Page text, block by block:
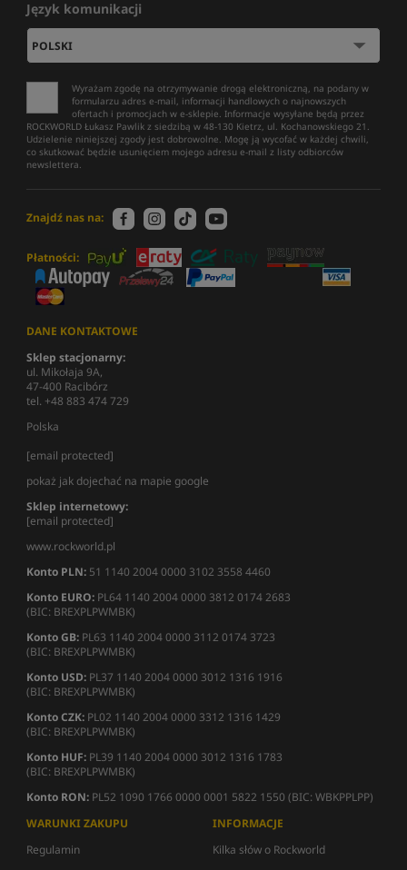
Język komunikacji
Wyrażam zgodę na otrzymywanie drogą elektroniczną, na podany w
formularzu adres e-mail, informacji handlowych o najnowszych
ofertach i promocjach w e-sklepie. Informacje wysyłane będą przez
ROCKWORLD Łukasz Pawlik z siedzibą w 48-130 Kietrz, ul. Kochanowskiego 21.
Udzielenie niniejszej zgody jest dobrowolne. Mogę ją wycofać w każdej chwili,
co skutkować będzie usunięciem mojego adresu e-mail z listy odbiorców
newslettera.
Znajdź nas na:
Płatności:
DANE KONTAKTOWE
Sklep stacjonarny:
ul. Mikołaja 9A,
47-400 Racibórz
tel. +48 883 474 729
Polska
[email protected]
pokaż jak dojechać na mapie google
Sklep internetowy:
[email protected]
www.rockworld.pl
Konto PLN: 51 1140 2004 0000 3102 3558 4460
Konto EURO: PL64 1140 2004 0000 3812 0174 2683
(BIC: BREXPLPWMBK)
Konto GB: PL63 1140 2004 0000 3112 0174 3723
(BIC: BREXPLPWMBK)
Konto USD: PL37 1140 2004 0000 3012 1316 1916
(BIC: BREXPLPWMBK)
Konto CZK: PL02 1140 2004 0000 3312 1316 1429
(BIC: BREXPLPWMBK)
Konto HUF: PL39 1140 2004 0000 3012 1316 1783
(BIC: BREXPLPWMBK)
Konto RON: PL52 1090 1766 0000 0001 5822 1550 (BIC: WBKPPLPP)
WARUNKI ZAKUPU
Regulamin
INFORMACJE
Kilka słów o Rockworld